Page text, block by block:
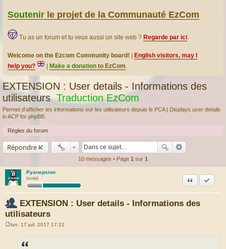
Soutenir le projet de la Communauté EzCom.
Tu as un forum et tu veux aussi un site web ? Regarde par ici.
Welcome on the Ezcom Community board!
English visitors, may I
help you?
Make a donation to EzCom.
EXTENSION : User details - Informations des
utilisateurs Traduction EzCom
Permet d’afficher les informations sur les utilisateurs depuis le PCA | Displays user details
in ACP for phpBB.
Règles du forum
Répondre
10 messages • Page 1 sur 1
Pyanepsion
Invité
EXTENSION : User details - Informations des
utilisateurs
Citation
lun. 17 juil. 2017 17:21